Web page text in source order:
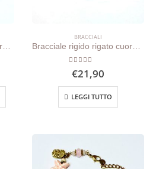
Bracciale rigido rigato cuore bianco
BRACCIALI
Bracciale rigido rigato cuore verde
out of 5
€21,90
LEGGI TUTTO